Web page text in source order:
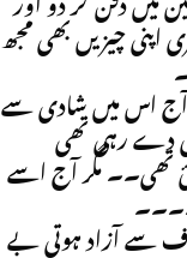
میں دفن کر دو اور
اپنی چیزیں بھی مجھ
آج اس میں شادی سے
دے رہی تھی
تھی۔۔ مگر آج اسے
سے آزاد ہوتی بے